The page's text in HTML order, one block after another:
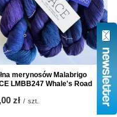
merynosów Malabrigo
LMBB247 Whale's Road
zł / szt.